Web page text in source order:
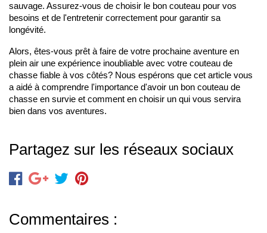
sauvage. Assurez-vous de choisir le bon couteau pour vos
besoins et de l'entretenir correctement pour garantir sa
longévité.
Alors, êtes-vous prêt à faire de votre prochaine aventure en
plein air une expérience inoubliable avec votre couteau de
chasse fiable à vos côtés? Nous espérons que cet article vous
a aidé à comprendre l'importance d'avoir un bon couteau de
chasse en survie et comment en choisir un qui vous servira
bien dans vos aventures.
Partagez sur les réseaux sociaux
Commentaires :